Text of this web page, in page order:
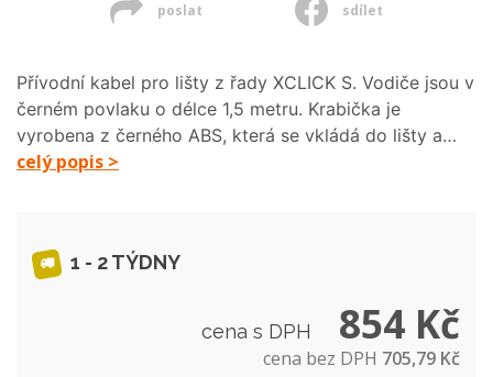
poslat sdílet
Přívodní kabel pro lišty z řady XCLICK S. Vodiče jsou v
černém povlaku o délce 1,5 metru. Krabička je
vyrobena z černého ABS, která se vkládá do lišty a…
celý popis >
1 - 2 TÝDNY
cena s DPH 854 Kč
cena bez DPH 705,79 Kč